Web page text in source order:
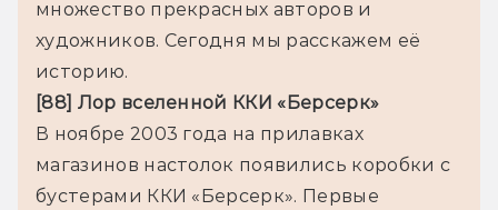
множество прекрасных авторов и
художников. Сегодня мы расскажем её
[88] Лор вселенной ККИ «Берсерк»
В ноябре 2003 года на прилавках
магазинов настолок появились коробки с
бустерами ККИ «Берсерк». Первые